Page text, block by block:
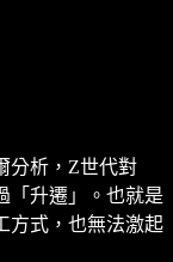
分析，Z世代對
「升遷」。也就是
方式，也無法激起